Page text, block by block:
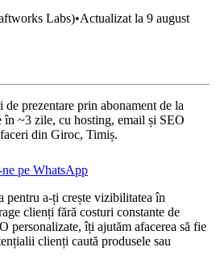
Labs)•Actualizat la 9 august
de prezentare prin abonament de la
în ~3 zile, cu hosting, email și SEO
din Giroc, Timiș.
ne pe WhatsApp
pentru a-ți crește vizibilitatea în
clienți fără costuri constante de
personalizate, îți ajutăm afacerea să fie
clienți caută produsele sau